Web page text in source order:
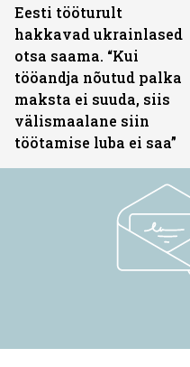
Eesti tööturult
hakkavad ukrainlased
otsa saama. “Kui
tööandja nõutud palka
maksta ei suuda, siis
välismaalane siin
töötamise luba ei saa”